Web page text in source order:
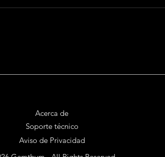
Acerca de
Soporte técnico
Aviso de Privacidad